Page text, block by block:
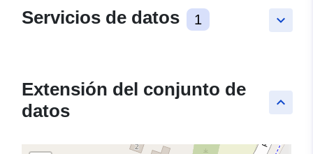
keyboard_arrow_down
Servicios de datos 1
keyboard_arrow_up
Extensión del conjunto de
datos